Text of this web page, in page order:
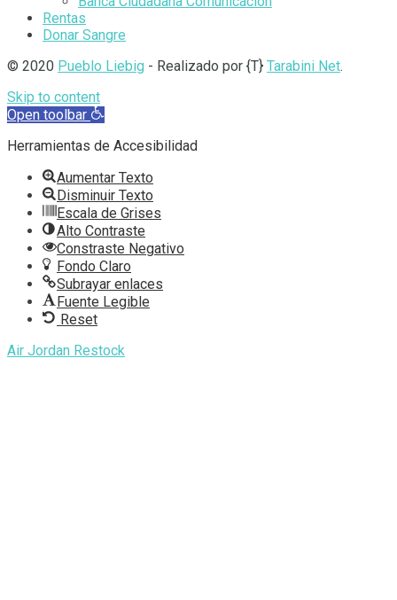
Rentas
Donar Sangre
© 2020 Pueblo Liebig - Realizado por {T} Tarabini Net.
Skip to content
Open toolbar
Herramientas de Accesibilidad
Aumentar Texto
Disminuir Texto
Escala de Grises
Alto Contraste
Constraste Negativo
Fondo Claro
Subrayar enlaces
Fuente Legible
Reset
Air Jordan Restock